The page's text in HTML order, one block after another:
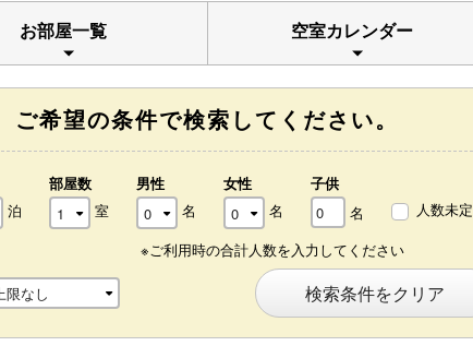
お部屋一覧 空室カレンダー
ご希望の条件で検索してください。
泊
部屋数
室
男性
名
女性
名
子供
名
人数未定
※ご利用時の合計人数を入力してください
検索条件をクリア